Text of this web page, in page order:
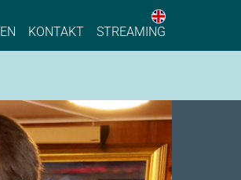
Industry
KONTAKT STREAMING
English